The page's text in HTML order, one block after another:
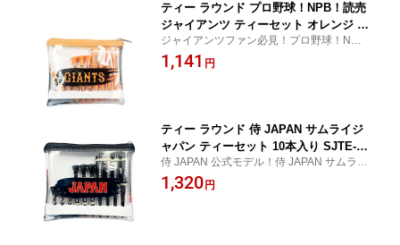
ティー ラウンド プロ野球！NPB！読売
ジャイアンツ ティーセット オレンジ Y
GTE-6124 【IR】
ジャイアンツファン必見！プロ野球！NP
B！読売ジャイアンツ ティーセット オレン
ジ YGTE-6124
1,141 円
ティー ラウンド 侍 JAPAN サムライジ
ャパン ティーセット 10本入り SJTE-61
18 【IR】
侍 JAPAN 公式モデル！侍 JAPAN サムライ
ジャパン ティーセット 10本入り SJTE-611
8
1,320 円